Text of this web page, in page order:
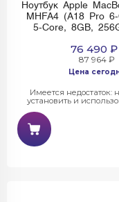
Ноутбук Apple
MHFA4 (A18 Pro
5-Core, 8GB,
76 490 ₽
87 964 ₽
Цена
Имеется недостаток:
установить и